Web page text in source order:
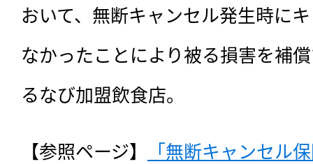
おいて、無断キャンセル発生時に
なかったことにより被る損害を補
るなび加盟飲食店。
【参照ページ】 「無断キャンセル